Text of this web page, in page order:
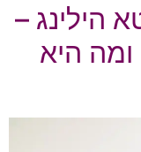
הילינג –
ומה היא